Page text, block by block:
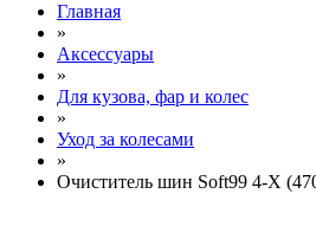
Главная
»
Аксессуары
»
Для кузова, фар и колес
»
Уход за колесами
»
Очиститель шин Soft99 4-X